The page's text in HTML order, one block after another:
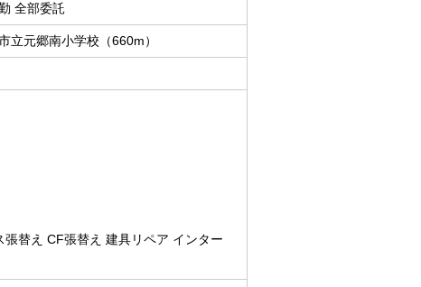
全部委託
立元郷南小学校（660m）
替え CF張替え 建具リペア インター